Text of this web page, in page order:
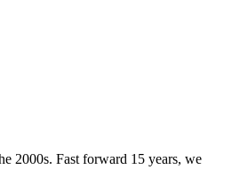
2000s. Fast forward 15 years, we